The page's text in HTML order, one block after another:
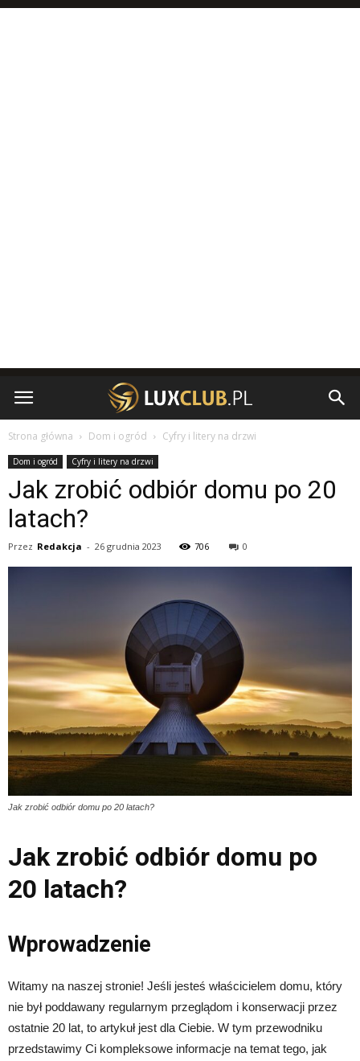
Strona główna Dom i ogród Cyfry i litery na drzwi
Dom i ogród Cyfry i litery na drzwi
Jak zrobić odbiór domu po 20
latach?
Przez Redakcja - 26 grudnia 2023 706 0
Jak zrobić odbiór domu po 20 latach?
Jak zrobić odbiór domu po
20 latach?
Wprowadzenie
Witamy na naszej stronie! Jeśli jesteś właścicielem domu, który
nie był poddawany regularnym przeglądom i konserwacji przez
ostatnie 20 lat, to artykuł jest dla Ciebie. W tym przewodniku
przedstawimy Ci kompleksowe informacje na temat tego, jak